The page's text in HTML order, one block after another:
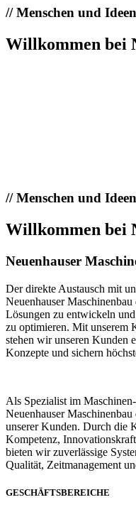
//Menschen und Ideen
Willkommen bei
//Menschen und Ideen
Willkommen bei
Neuenhauser
Der direkte Austausch mit
Neuenhauser
Lösungen zu entwickeln
zu optimieren. Mit unserem
stehen wir unseren Kunden
Konzepte und sichern
Als Spezialist im
Neuenhauser
unserer Kunden. Durch die
Kompetenz,
bieten wir zuverlässige
Qualität, Zeitmanagement
GESCHÄFTSBEREICHE